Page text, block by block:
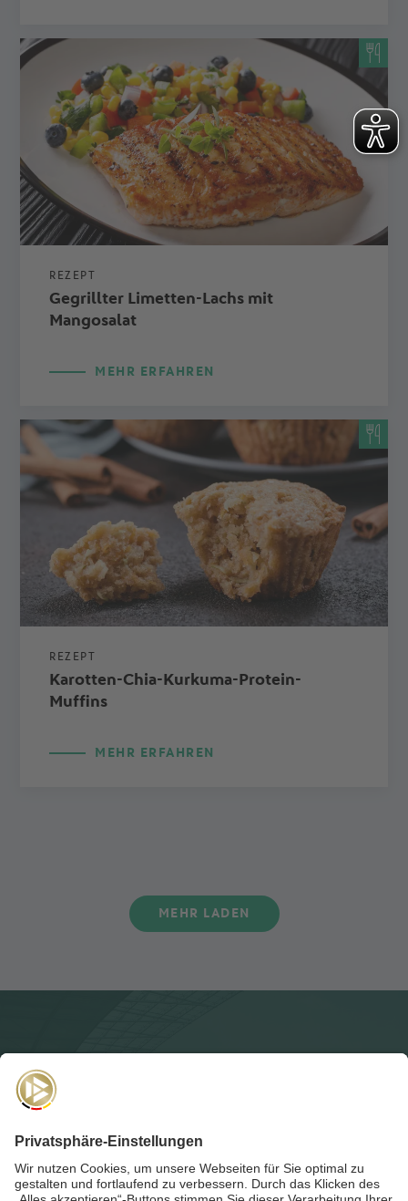
REZEPT
Gegrillter Limetten-Lachs mit
Mangosalat
MEHR ERFAHREN
REZEPT
Karotten-Chia-Kurkuma-Protein-
Muffins
MEHR ERFAHREN
MEHR LADEN
Für dieAkademie-Postanmelden und auf dem Laufenden